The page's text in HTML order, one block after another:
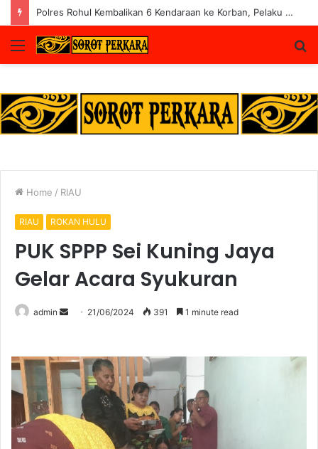
Polres Rohul Kembalikan 6 Kendaraan ke Korban, Pelaku Curanmor Dijerat 7 Tahun Penjara
Menu
Home / RIAU
RIAU ROKAN HULU
PUK SPPP Sei Kuning Jaya
Gelar Acara Syukuran
admin
Send 21/06/2024 391 1 minute read